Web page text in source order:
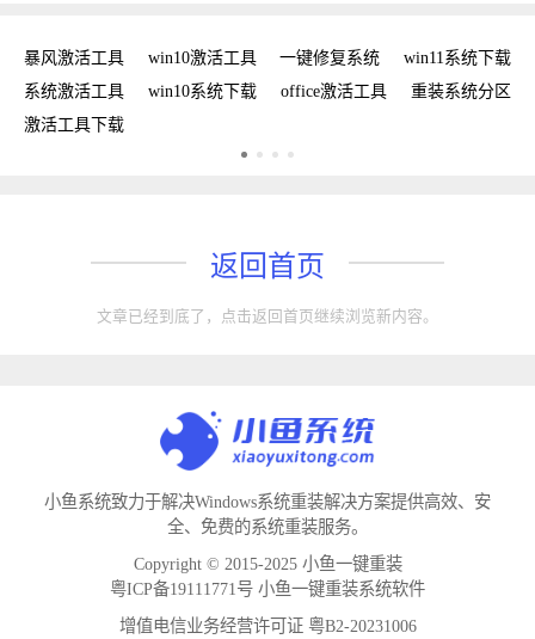
暴风激活工具 win10激活工具 一键修复系统
win11系统下载
系统激活工具
win10系统下载 office激活工具
重装系统分区
激活工具下载
返回首页
文章已经到底了，点击返回首页继续浏览新内容。
小鱼系统致力于解决Windows系统重装解决方案提供高效、安
全、免费的系统重装服务。
Copyright © 2015-2025 小鱼一键重装
粤ICP备19111771号 小鱼一键重装系统软件
增值电信业务经营许可证 粤B2-20231006